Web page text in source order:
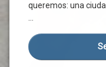
Pandemia
Personas
Práctica
queremos: una
Economía
Enfermedad
Entorno
Comunitario
Entorno